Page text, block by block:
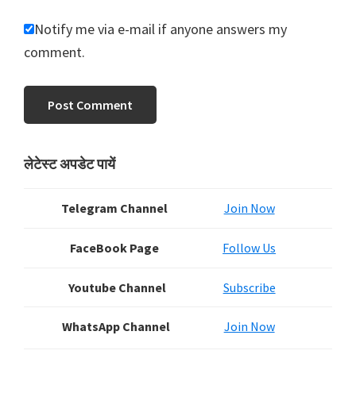
Notify me via e-mail if anyone answers my
comment.
Primary
लेटेस्ट अपडेट पायें
Telegram Channel Join Now
FaceBook Page Follow Us
Youtube Channel Subscribe
WhatsApp Channel Join Now